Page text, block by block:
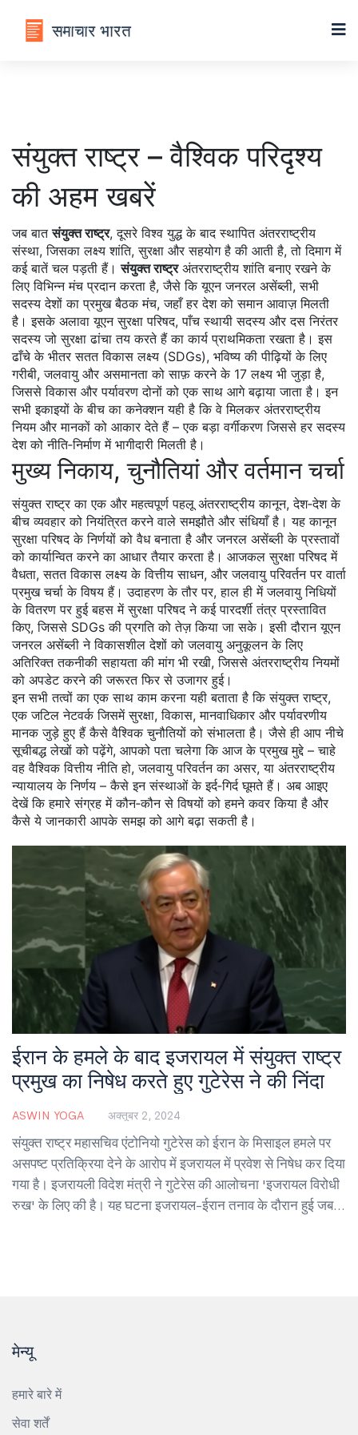
संयुक्त राष्ट्र – वैश्विक परिदृश्य
की अहम खबरें
जब बातसंयुक्त राष्ट्र,दूसरे विश्व युद्ध के बाद स्थापित अंतरराष्ट्रीय
संस्था, जिसका लक्ष्य शांति, सुरक्षा और सहयोग है की आती है, तो दिमाग में
कई बातें चल पड़ती हैं।संयुक्त राष्ट्रअंतरराष्ट्रीय शांति बनाए रखने के
लिए विभिन्न मंच प्रदान करता है, जैसे कियूएन जनरल असेंब्ली,सभी
सदस्य देशों का प्रमुख बैठक मंच, जहाँ हर देश को समान आवाज़ मिलती
है । इसके अलावायूएन सुरक्षा परिषद,पाँच स्थायी सदस्य और दस निरंतर
सदस्य जो सुरक्षा ढांचा तय करते हैंका कार्य प्राथमिकता रखता है। इस
ढाँचे के भीतरसतत विकास लक्ष्य (SDGs), भविष्य की पीढ़ियों के लिए
गरीबी, जलवायु और असमानता को साफ़ करने के 17 लक्ष्य भी जुड़ा है,
जिससे विकास और पर्यावरण दोनों को एक साथ आगे बढ़ाया जाता है। इन
सभी इकाइयों के बीच का कनेक्शन यही है कि वे मिलकर अंतरराष्ट्रीय
नियम और मानकों को आकार देते हैं – एक बड़ा वर्गीकरण जिससे हर सदस्य
देश को नीति‑निर्माण में भागीदारी मिलती है।
मुख्य निकाय, चुनौतियां और वर्तमान चर्चा
संयुक्त राष्ट्र का एक और महत्वपूर्ण पहलू अंतरराष्ट्रीय कानून,देश‑देश के
बीच व्यवहार को नियंत्रित करने वाले समझौते और संधियाँहै। यह कानून
सुरक्षा परिषद के निर्णयों को वैध बनाता है और जनरल असेंब्ली के प्रस्तावों
को कार्यान्वित करने का आधार तैयार करता है। आजकल सुरक्षा परिषद में
वैधता, सतत विकास लक्ष्य के वित्तीय साधन, और जलवायु परिवर्तन पर वार्ता
प्रमुख चर्चा के विषय हैं। उदाहरण के तौर पर, हाल ही में जलवायु निधियों
के वितरण पर हुई बहस में सुरक्षा परिषद ने कई पारदर्शी तंत्र प्रस्तावित
किए, जिससे SDGs की प्रगति को तेज़ किया जा सके। इसी दौरान यूएन
जनरल असेंब्ली ने विकासशील देशों को जलवायु अनुकूलन के लिए
अतिरिक्त तकनीकी सहायता की मांग भी रखी, जिससे अंतरराष्ट्रीय नियमों
को अपडेट करने की जरूरत फिर से उजागर हुई।
इन सभी तत्वों का एक साथ काम करना यही बताता है किसंयुक्त राष्ट्र,
एक जटिल नेटवर्क जिसमें सुरक्षा, विकास, मानवाधिकार और पर्यावरणीय
मानक जुड़े हुए हैंकैसे वैश्विक चुनौतियों को संभालता है। जैसे ही आप नीचे
सूचीबद्ध लेखों को पढ़ेंगे, आपको पता चलेगा कि आज के प्रमुख मुद्दे – चाहे
वह वैश्विक वित्तीय नीति हो, जलवायु परिवर्तन का असर, या अंतरराष्ट्रीय
न्यायालय के निर्णय – कैसे इन संस्थाओं के इर्द‑गिर्द घूमते हैं। अब आइए
देखें कि हमारे संग्रह में कौन‑कौन से विषयों को हमने कवर किया है और
कैसे ये जानकारी आपके समझ को आगे बढ़ा सकती है।
ईरान के हमले के बाद इजरायल में संयुक्त राष्ट्र
प्रमुख का निषेध करते हुए गुटेरेस ने की निंदा
ASWIN YOGA अक्तूबर 2, 2024
संयुक्त राष्ट्र महासचिव एंटोनियो गुटेरेस को ईरान के मिसाइल हमले पर
असपष्ट प्रतिक्रिया देने के आरोप में इजरायल में प्रवेश से निषेध कर दिया
गया है। इजरायली विदेश मंत्री ने गुटेरेस की आलोचना 'इजरायल विरोधी
रुख' के लिए की है। यह घटना इजरायल-ईरान तनाव के दौरान हुई जब
मेन्यू
हमारे बारे में
सेवा शर्तें